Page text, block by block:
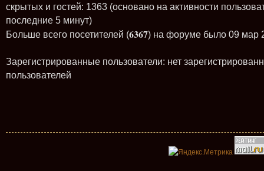
скрытых и гостей: 1363 (основано на активности
последние 5 минут)
Больше всего посетителей (6367) на форуме было 09 мар
Зарегистрированные пользователи: нет
пользователей